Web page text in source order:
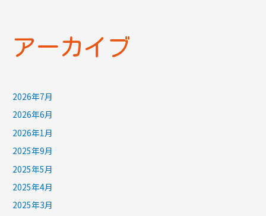
アーカイブ
2026年7月
2026年6月
2026年1月
2025年9月
2025年5月
2025年4月
2025年3月